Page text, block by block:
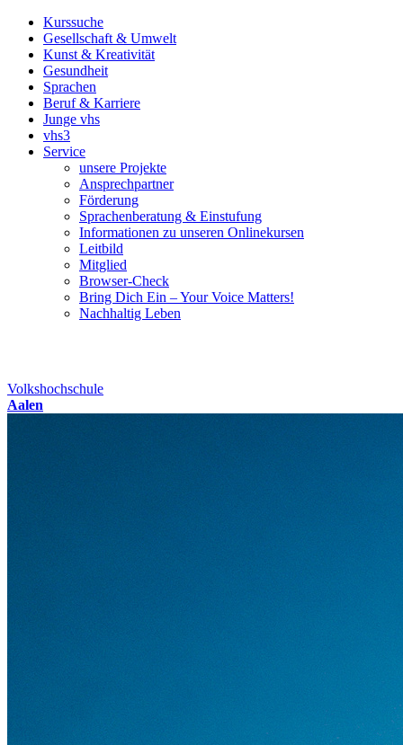
Kurssuche
Gesellschaft & Umwelt
Kunst & Kreativität
Gesundheit
Sprachen
Beruf & Karriere
Junge vhs
vhs3
Service
unsere Projekte
Ansprechpartner
Förderung
Sprachenberatung & Einstufung
Informationen zu unseren Onlinekursen
Leitbild
Mitglied
Browser-Check
Bring Dich Ein – Your Voice Matters!
Nachhaltig Leben
Volkshochschule
Aalen